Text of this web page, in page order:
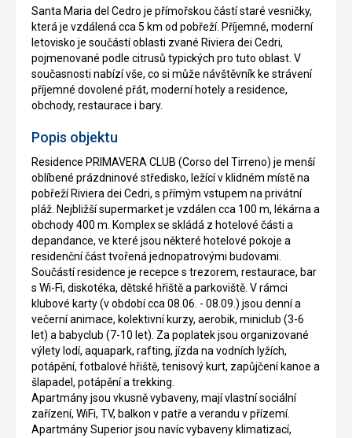
Santa Maria del Cedro je přímořskou částí staré vesničky,
která je vzdálená cca 5 km od pobřeží. Příjemné, moderní
letovisko je součástí oblasti zvané Riviera dei Cedri,
pojmenované podle citrusů typických pro tuto oblast. V
současnosti nabízí vše, co si může návštěvník ke strávení
příjemné dovolené přát, moderní hotely a residence,
obchody, restaurace i bary.
Popis objektu
Residence PRIMAVERA CLUB (Corso del Tirreno) je menší
oblíbené prázdninové středisko, ležící v klidném místě na
pobřeží Riviera dei Cedri, s přímým vstupem na privátní
pláž. Nejbližší supermarket je vzdálen cca 100 m, lékárna a
obchody 400 m. Komplex se skládá z hotelové části a
depandance, ve které jsou některé hotelové pokoje a
residenční část tvořená jednopatrovými budovami.
Součástí residence je recepce s trezorem, restaurace, bar
s Wi-Fi, diskotéka, dětské hřiště a parkoviště. V rámci
klubové karty (v období cca 08.06. - 08.09.) jsou denní a
večerní animace, kolektivní kurzy, aerobik, miniclub (3-6
let) a babyclub (7-10 let). Za poplatek jsou organizované
výlety lodí, aquapark, rafting, jízda na vodních lyžích,
potápění, fotbalové hřiště, tenisový kurt, zapůjčení kanoe a
šlapadel, potápění a trekking.
Apartmány jsou vkusně vybaveny, mají vlastní sociální
zařízení, WiFi, TV, balkon v patře a verandu v přízemí.
Apartmány Superior jsou navíc vybaveny klimatizací,